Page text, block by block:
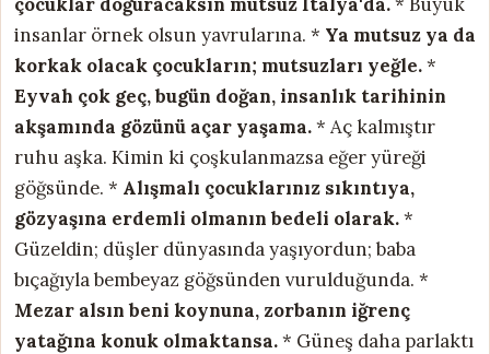
insanlar örnek olsun yavrularına. * Ya mutsuz ya da
korkak olacak çocukların; mutsuzları yeğle.*
Eyvah çok geç, bugün doğan, insanlık tarihinin
akşamında gözünü açar yaşama.* Aç kalmıştır
ruhu aşka. Kimin ki çoşkulanmazsa eğer yüreği
göğsünde. * Alışmalı çocuklarınız sıkıntıya,
gözyaşına erdemli olmanın bedeli olarak.*
Güzeldin; düşler dünyasında yaşıyordun; baba
bıçağıyla bembeyaz göğsünden vurulduğunda. *
Mezar alsın beni koynuna, zorbanın iğrenç
yatağına konuk olmaktansa.* Güneş daha parlaktı